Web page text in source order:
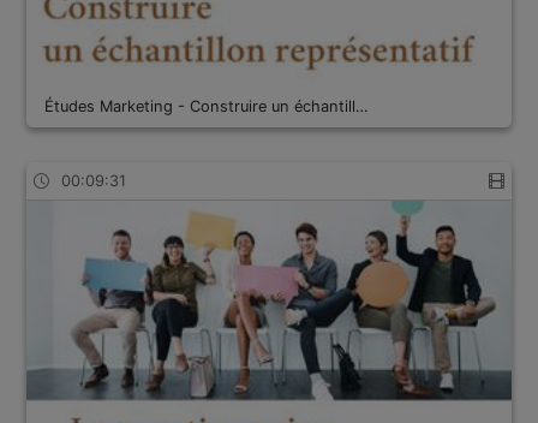
Études Marketing - Construire un échantill…
00:09:31